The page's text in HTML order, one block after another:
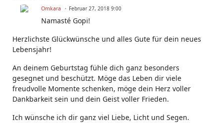
Omkara Februar 27, 2018 9:00
Namasté Gopi!
Herzlichste Glückwünsche und alles Gute für dein neues
Lebensjahr!
An deinem Geburtstag fühle dich ganz besonders
gesegnet und beschützt. Möge das Leben dir viele
freudvolle Momente schenken, möge dein Herz voller
Dankbarkeit sein und dein Geist voller Frieden.
Ich wünsche ich dir ganz viel Liebe, Licht und Segen.